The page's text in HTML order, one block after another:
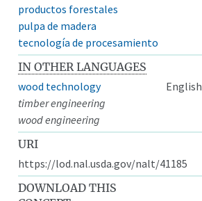
productos forestales
pulpa de madera
tecnología de procesamiento
IN OTHER LANGUAGES
wood technology
English
timber engineering
wood engineering
URI
https://lod.nal.usda.gov/nalt/41185
DOWNLOAD THIS